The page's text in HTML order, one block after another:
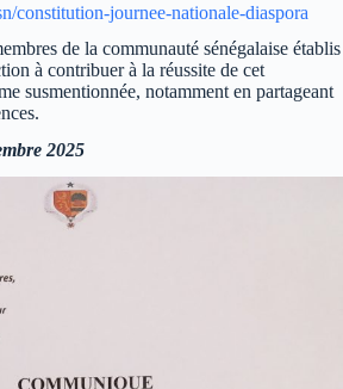
constitution-journee-nationale-diaspora
de la communauté sénégalaise établis
à contribuer à la réussite de cet
susmentionnée, notamment en partageant
2025